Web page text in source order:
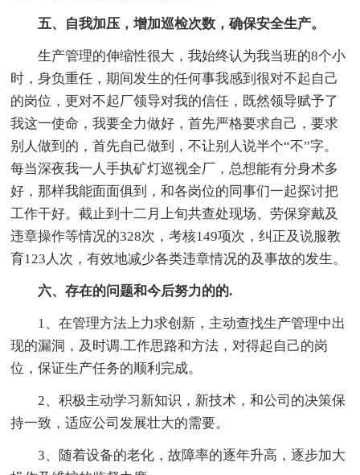
五、自我加压，增加巡检次数，确保安全生产。
生产管理的伸缩性很大，我始终认为我当班的8个小
时，身负重任，期间发生的任何事我感到很对不起自己
的岗位，更对不起厂领导对我的信任，既然领导赋予了
我这一使命，我要全力做好，首先严格要求自己，要求
别人做到的，首先自己做到，不让别人说半个“不”字。
每当深夜我一人手执矿灯巡视全厂，总想能有分身术多
好，那样我能面面俱到，和各岗位的同事们一起探讨把
工作干好。截止到十二月上旬共查处现场、劳保穿戴及
违章操作等情况的328次，考核149项次，纠正及说服教
育123人次，有效地减少各类违章情况的及事故的发生。
六、存在的问题和今后努力的的.
1、在管理方法上力求创新，主动查找生产管理中出
现的漏洞，及时调.工作思路和方法，对得起自己的岗
位，保证生产任务的顺利完成。
2、积极主动学习新知识，新技术，和公司的决策保
持一致，适应公司发展壮大的需要。
3、随着设备的老化，故障率的逐年升高，逐步加大